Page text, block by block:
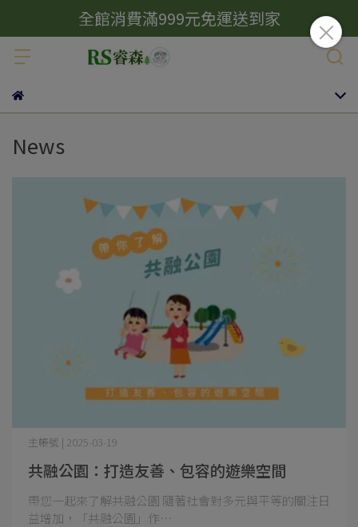
全館消費滿999元免運送到家
News
共融公園：打造友善、包容的遊樂空間
主帳號 | 2025-03-19
帶您一起來了解共融公園 隨著社會對多元與平等的關注日
益增加，「共融公園」作⋯